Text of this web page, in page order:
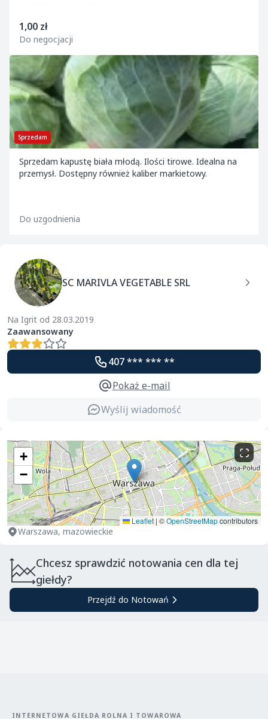
1,00 zł
Do negocjacji
Sprzedam
Sprzedam kapustę biała młodą. Ilości tirowe. Idealna na
przemysł. Dostępny również kaliber markietowy.
Do uzgodnienia
SC MARIVLA VEGETABLE SRL
Na Igrit od 28.03.2019
Zaawansowany
407 *** *** **
Pokaż e-mail
Wyślij wiadomość
+
−
Leaflet |©OpenStreetMapcontributors
Warszawa, mazowieckie
Chcesz sprawdzić notowania cen dla tej
giełdy?
Przejdź do Notowań
INTERNETOWA GIEŁDA ROLNA I TOWAROWA